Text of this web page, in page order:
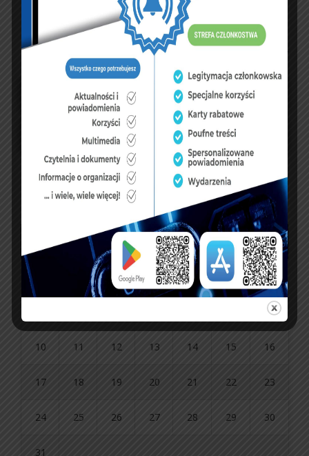
UBEZPIECZENIA
sierpień 2026
W Ś P S N
1 2
9
10 11 12 13 14 15 16
17 18 19 20 21 22 23
24 25 26 27 28 29 30
31